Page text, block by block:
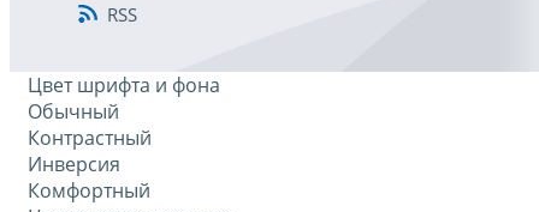
RSS
Цвет шрифта и фона
Обычный
Контрастный
Инверсия
Комфортный